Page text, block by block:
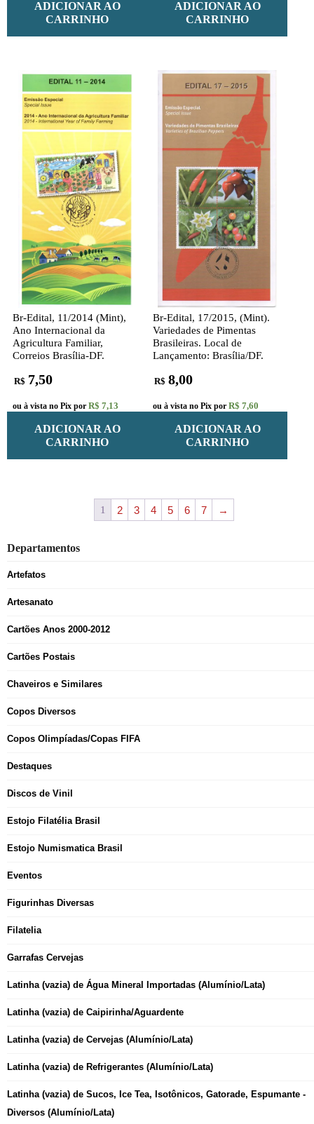
ADICIONAR AO
CARRINHO
ADICIONAR AO
CARRINHO
Br-Edital, 11/2014 (Mint),
Ano Internacional da
Agricultura Familiar,
Correios Brasília-DF.
R$ 7,50
ou à vista no Pix por R$ 7,13
ADICIONAR AO
CARRINHO
Br-Edital, 17/2015, (Mint).
Variedades de Pimentas
Brasileiras. Local de
Lançamento: Brasília/DF.
R$ 8,00
ou à vista no Pix por R$ 7,60
ADICIONAR AO
CARRINHO
1 2 3 4 5 6 7 →
Departamentos
Artefatos
Artesanato
Cartões Anos 2000-2012
Cartões Postais
Chaveiros e Similares
Copos Diversos
Copos Olimpíadas/Copas FIFA
Destaques
Discos de Vinil
Estojo Filatélia Brasil
Estojo Numismatica Brasil
Eventos
Figurinhas Diversas
Filatelia
Garrafas Cervejas
Latinha (vazia) de Água Mineral Importadas (Alumínio/Lata)
Latinha (vazia) de Caipirinha/Aguardente
Latinha (vazia) de Cervejas (Alumínio/Lata)
Latinha (vazia) de Refrigerantes (Alumínio/Lata)
Latinha (vazia) de Sucos, Ice Tea, Isotônicos, Gatorade, Espumante -
Diversos (Alumínio/Lata)